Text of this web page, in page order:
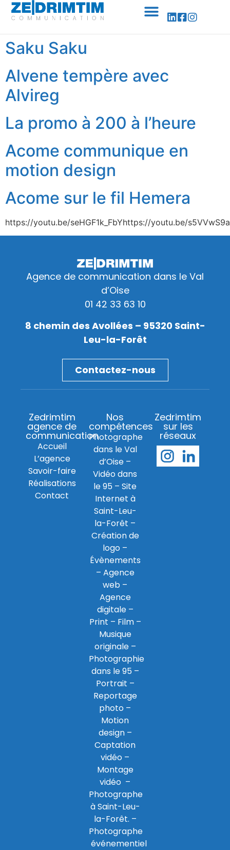
Saku Saku
Alvene tempère avec
Alvireg
La promo à 200 à l’heure
Acome communique en
motion design
Acome sur le fil Hemera
https://youtu.be/seHGF1k_FbYhttps://youtu.be/
Agence de communication dans le Val
d’Oise
01 42 33 63 10
8 chemin des Avollées – 95320 Saint-
Leu-la-Forêt
Contactez-nous
Zedrimtim
agence de
communication
Accueil
L’agence
Savoir-faire
Réalisations
Contact
Nos
compétences
Photographe
dans le Val
d’Oise –
Vidéo dans
le 95 – Site
Internet à
Saint-Leu-
la-Forêt –
Création de
logo –
Évènements
– Agence
web –
Agence
digitale–
Print – Film –
Musique
originale –
Photographie
dans le 95 –
Portrait –
Reportage
photo –
Motion
design –
Captation
vidéo –
Montage
vidéo –
Photographe
à Saint-Leu-
la-Forêt. –
Photographe
événementiel
Zedrimtim
sur les
réseaux
Panneau de gestion des cookies